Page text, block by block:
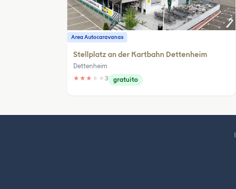
Area Autocaravanas
Stellplatz an der Kartbahn Dettenheim
Dettenheim
★ ★ ★ ★ ★ 3 gratuito